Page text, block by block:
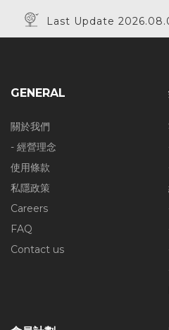
Last Update
GENERAL
關於我們
- 經營理念
使用條款
私隱政策
Careers
FAQ
Contact us